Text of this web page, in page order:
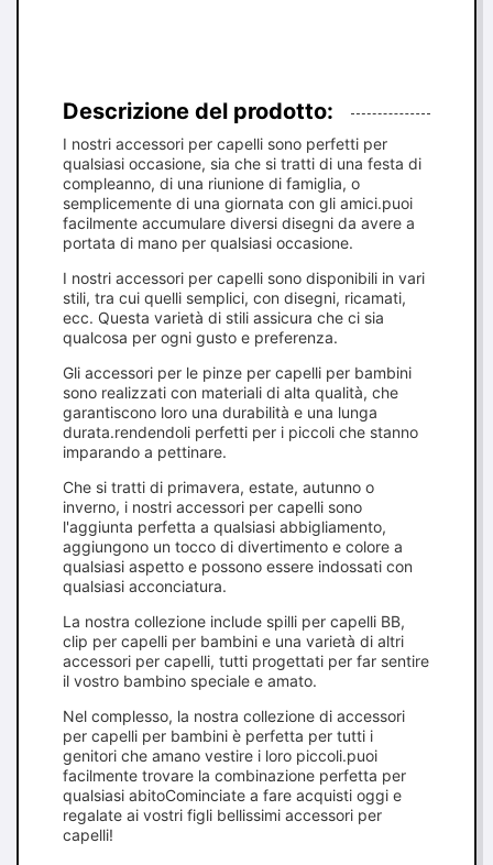
Descrizione del prodotto:
I nostri accessori per capelli sono perfetti per
qualsiasi occasione, sia che si tratti di una festa di
compleanno, di una riunione di famiglia, o
semplicemente di una giornata con gli amici.puoi
facilmente accumulare diversi disegni da avere a
portata di mano per qualsiasi occasione.
I nostri accessori per capelli sono disponibili in vari
stili, tra cui quelli semplici, con disegni, ricamati,
ecc. Questa varietà di stili assicura che ci sia
qualcosa per ogni gusto e preferenza.
Gli accessori per le pinze per capelli per bambini
sono realizzati con materiali di alta qualità, che
garantiscono loro una durabilità e una lunga
durata.rendendoli perfetti per i piccoli che stanno
imparando a pettinare.
Che si tratti di primavera, estate, autunno o
inverno, i nostri accessori per capelli sono
l'aggiunta perfetta a qualsiasi abbigliamento,
aggiungono un tocco di divertimento e colore a
qualsiasi aspetto e possono essere indossati con
qualsiasi acconciatura.
La nostra collezione include spilli per capelli BB,
clip per capelli per bambini e una varietà di altri
accessori per capelli, tutti progettati per far sentire
il vostro bambino speciale e amato.
Nel complesso, la nostra collezione di accessori
per capelli per bambini è perfetta per tutti i
genitori che amano vestire i loro piccoli.puoi
facilmente trovare la combinazione perfetta per
qualsiasi abitoCominciate a fare acquisti oggi e
regalate ai vostri figli bellissimi accessori per
capelli!